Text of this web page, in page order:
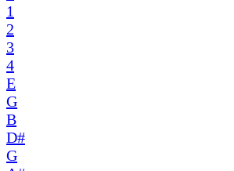
1
2
3
4
E
G
B
D#
G